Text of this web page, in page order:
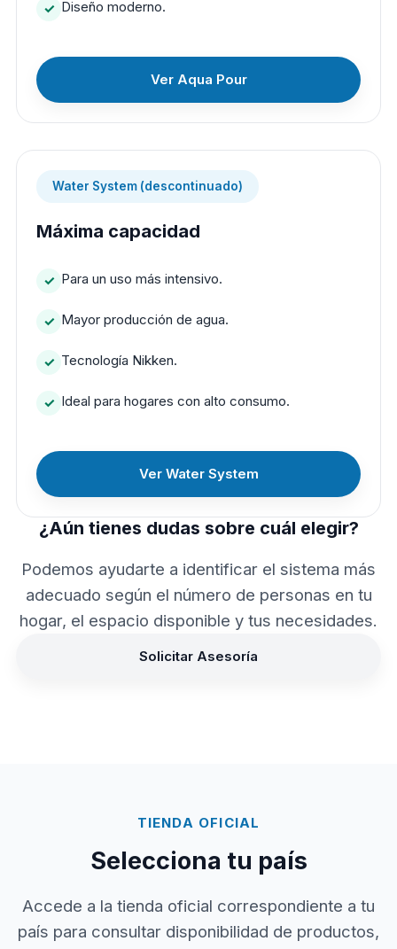
Diseño moderno.
Ver Aqua Pour
Water System (descontinuado)
Máxima capacidad
Para un uso más intensivo.
Mayor producción de agua.
Tecnología Nikken.
Ideal para hogares con alto consumo.
Ver Water System
¿Aún tienes dudas sobre cuál elegir?
Podemos ayudarte a identificar el sistema más
adecuado según el número de personas en tu
hogar, el espacio disponible y tus necesidades.
Solicitar Asesoría
TIENDA OFICIAL
Selecciona tu país
Accede a la tienda oficial correspondiente a tu
país para consultar disponibilidad de productos,